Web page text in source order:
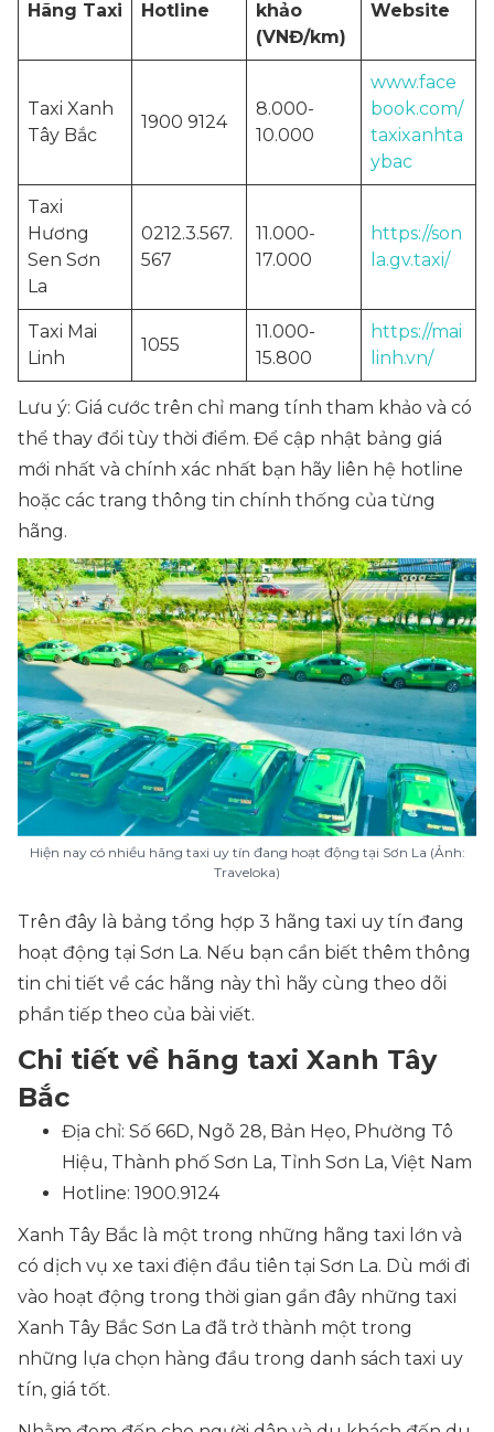
Hãng Taxi Hotline
khảo
(VNĐ/km)
Website
Taxi Xanh
Tây Bắc
1900 9124
8.000-
10.000
www.face
book.com/
taxixanhta
ybac
Taxi
Hương
Sen Sơn
La
0212.3.567.
567
11.000-
17.000
https://son
la.gv.taxi/
Taxi Mai
Linh
1055
11.000-
15.800
https://mai
linh.vn/
Lưu ý: Giá cước trên chỉ mang tính tham khảo và có
thể thay đổi tùy thời điểm. Để cập nhật bảng giá
mới nhất và chính xác nhất bạn hãy liên hệ hotline
hoặc các trang thông tin chính thống của từng
hãng.
Hiện nay có nhiều hãng taxi uy tín đang hoạt động tại Sơn La (Ảnh:
Traveloka)
Trên đây là bảng tổng hợp 3 hãng taxi uy tín đang
hoạt động tại Sơn La. Nếu bạn cần biết thêm thông
tin chi tiết về các hãng này thì hãy cùng theo dõi
phần tiếp theo của bài viết.
Chi tiết về hãng taxi Xanh Tây
Bắc
Địa chỉ: Số 66D, Ngõ 28, Bản Hẹo, Phường Tô
Hiệu, Thành phố Sơn La, Tỉnh Sơn La, Việt Nam
Hotline: 1900.9124
Xanh Tây Bắc là một trong những hãng taxi lớn và
có dịch vụ xe taxi điện đầu tiên tại Sơn La. Dù mới đi
vào hoạt động trong thời gian gần đây những taxi
Xanh Tây Bắc Sơn La đã trở thành một trong
những lựa chọn hàng đầu trong danh sách taxi uy
tín, giá tốt.